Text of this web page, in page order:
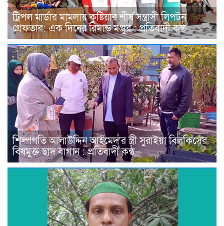
ট্রিপল মার্ডার মামলায় কুষ্টিয়ার শীর্ষ সন্ত্রাসী লিপটন
গ্রেফতার: এক দিনের রিমান্ড মঞ্জুর : প্রতিবাদী কন্ঠ
শিল্পপতি আলাউদ্দিন আহমেদ’র স্ত্রী সুরাইয়া বিলকিসের
বিষমুক্ত ছাদ বাগান : প্রতিবাদী কন্ঠ